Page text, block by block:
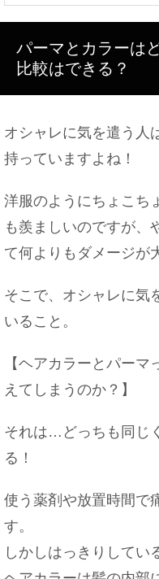
鏡と写真が
かについて
靴を洗う時
ントはこれ
大学の先輩
迷惑電話や
パーマとカラーは
比較はできる？
オシャレに気を遣う人
持っていますよね！
洋服のようにちょこち
も羨ましいのですが、
て何よりもダメージが
そこで、オシャレに気
いること。
【ヘアカラーとパー
えてしまうのか？】
それは…どっちも同じ
る！
使う薬剤や放置時間で
す。
しかしはっきりしてい